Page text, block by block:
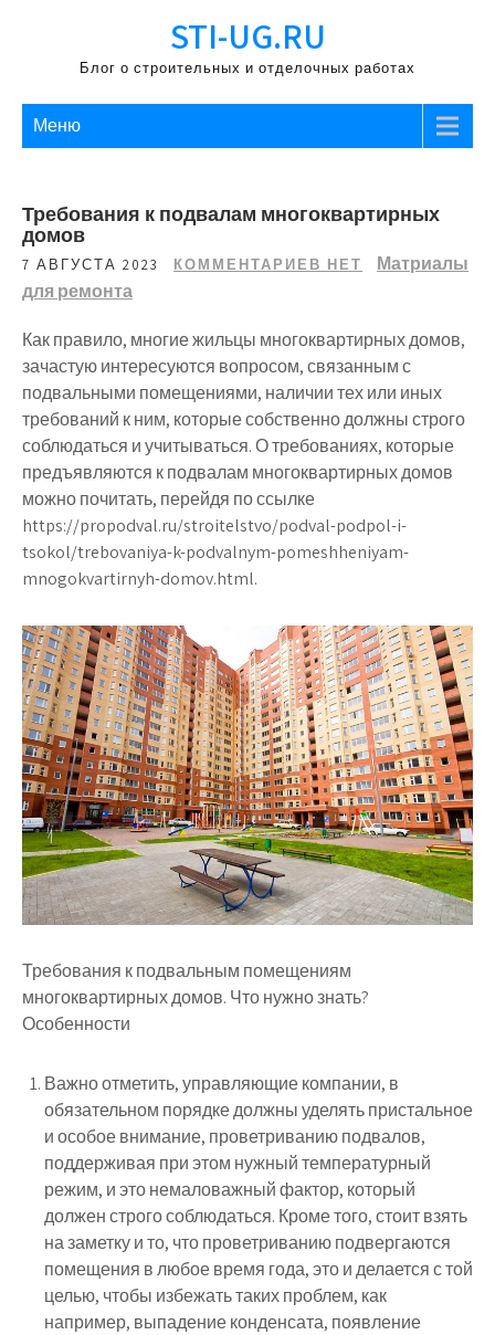
содержимому
STI-UG.RU
Блог о строительных и отделочных работах
Меню
Требования к подвалам многоквартирных
домов
7 АВГУСТА 2023 КОММЕНТАРИЕВ НЕТ
Матриалы
для ремонта
Как правило, многие жильцы многоквартирных домов,
зачастую интересуются вопросом, связанным с
подвальными помещениями, наличии тех или иных
требований к ним, которые собственно должны строго
соблюдаться и учитываться. О требованиях, которые
предъявляются к подвалам многоквартирных домов
можно почитать, перейдя по ссылке
https://propodval.ru/stroitelstvo/podval-podpol-i-
tsokol/trebovaniya-k-podvalnym-pomeshheniyam-
mnogokvartirnyh-domov.html.
Требования к подвальным помещениям
многоквартирных домов. Что нужно знать?
Особенности
Важно отметить, управляющие компании, в
обязательном порядке должны уделять пристальное
и особое внимание, проветриванию подвалов,
поддерживая при этом нужный температурный
режим, и это немаловажный фактор, который
должен строго соблюдаться. Кроме того, стоит взять
на заметку и то, что проветриванию подвергаются
помещения в любое время года, это и делается с той
целью, чтобы избежать таких проблем, как
например, выпадение конденсата, появление